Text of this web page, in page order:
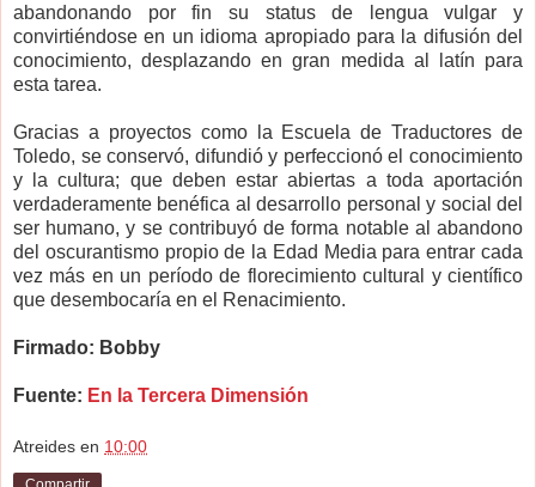
abandonando por fin su status de lengua vulgar y
convirtiéndose en un idioma apropiado para la difusión del
conocimiento, desplazando en gran medida al latín para
esta tarea.
Gracias a proyectos como la Escuela de Traductores de
Toledo, se conservó, difundió y perfeccionó el conocimiento
y la cultura; que deben estar abiertas a toda aportación
verdaderamente benéfica al desarrollo personal y social del
ser humano, y se contribuyó de forma notable al abandono
del oscurantismo propio de la Edad Media para entrar cada
vez más en un período de florecimiento cultural y científico
que desembocaría en el Renacimiento.
Firmado: Bobby
Fuente: En la Tercera Dimensión
Atreides en 10:00